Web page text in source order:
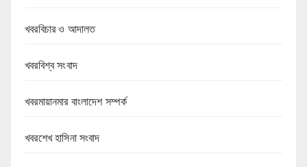
খবরবিচার ও আদালত
খবরবিশ্ব সংবাদ
খবরমায়ানমার বাংলাদেশ সম্পর্ক
খবরশেখ হাসিনা সংবাদ